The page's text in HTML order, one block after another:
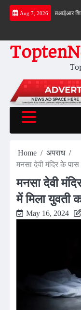
Skip
Aug 7, 2026
निरीक्षण… एसआईआर शिविरों
Home
अपराध
मनसा देवी मंदिर के पास
मनसा देवी
में मिला युवती
May 16, 2024